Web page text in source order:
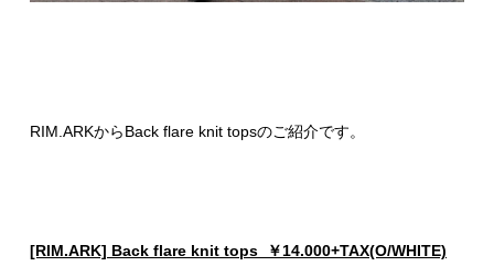
RIM.ARKからBack flare knit topsのご紹介です。
[RIM.ARK] Back flare knit tops ￥14.000+TAX(O/WHITE)